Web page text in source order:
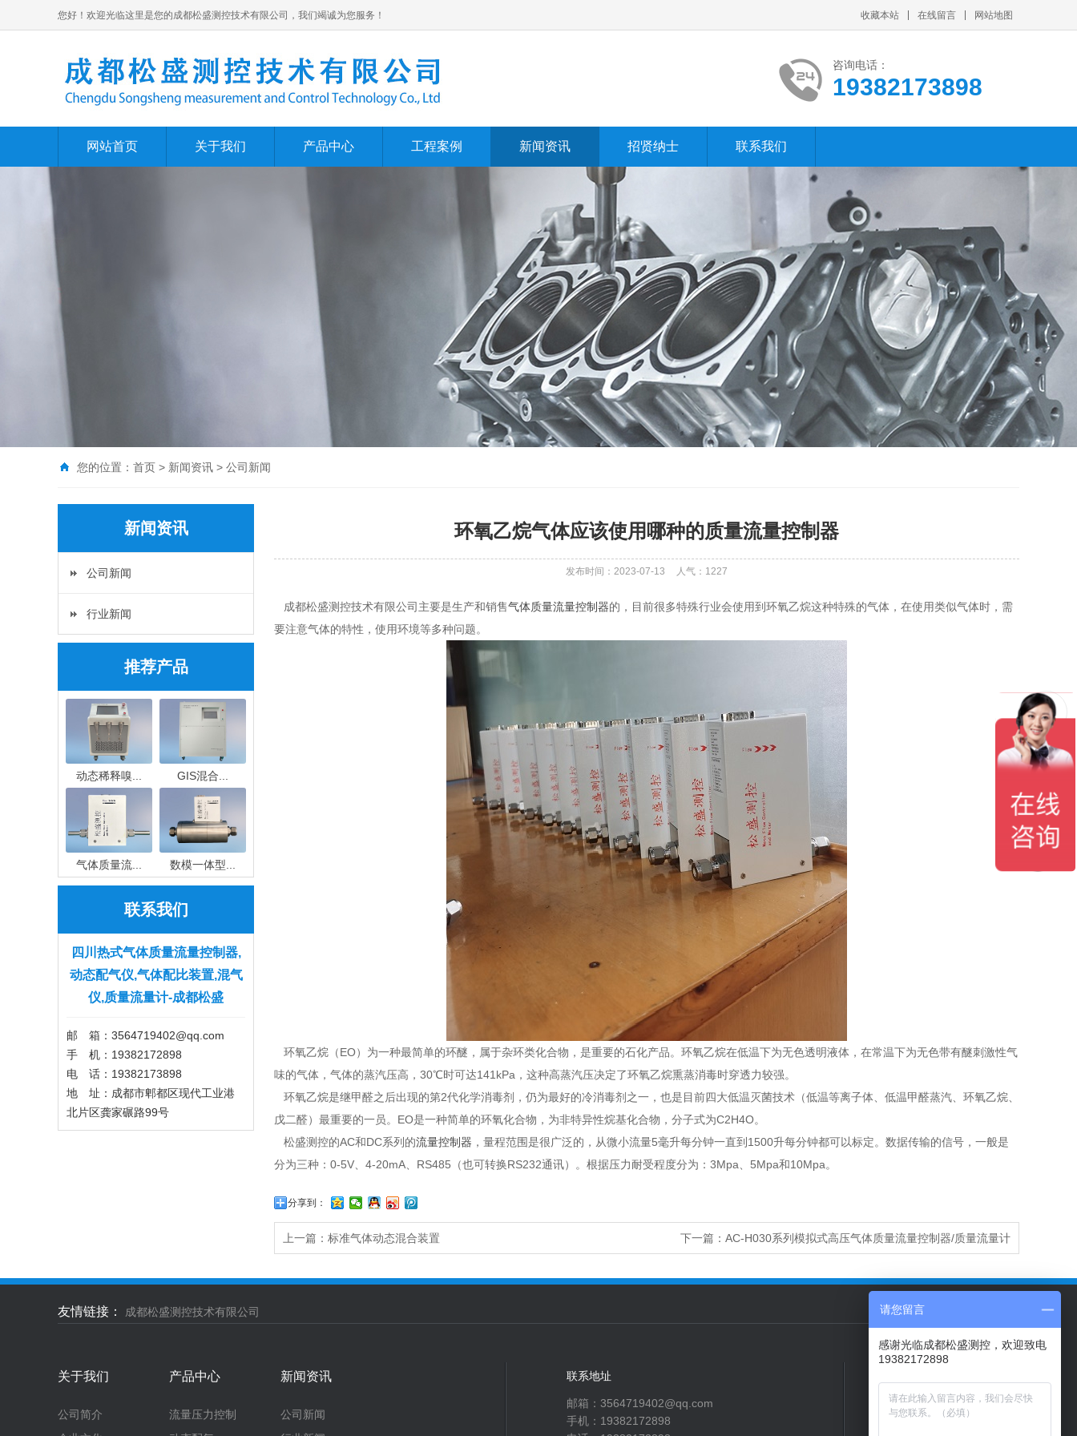
您好！欢迎光临这里是您的成都松盛测控技术有限公司，我们竭诚为您服务！ 收藏本站 在线留言 网站地图
咨询电话：
19382173898
网站首页 关于我们 产品中心 工程案例 新闻资讯 招贤纳士 联系我们
您的位置： 首页 > 新闻资讯 > 公司新闻
新闻资讯
公司新闻
行业新闻
推荐产品
动态稀释嗅... GIS混合...
气体质量流... 数模一体型...
联系我们
四川热式气体质量流量控制器,
动态配气仪,气体配比装置,混气
仪,质量流量计-成都松盛
邮 箱：3564719402@qq.com ​
手 机：19382172898
电 话：19382173898
地 址：成都市郫都区现代工业港
北片区龚家碾路99号
环氧乙烷气体应该使用哪种的质量流量控制器
发布时间：2023-07-13 人气： 1227
成都松盛测控技术有限公司主要是生产和销售气体质量流量控制器的，目前很多特殊行业会使用到环氧乙烷这种特殊的气体，在使用类似气体时，需
要注意气体的特性，使用环境等多种问题。
环氧乙烷（EO）为一种最简单的环醚，属于杂环类化合物，是重要的石化产品。环氧乙烷在低温下为无色透明液体，在常温下为无色带有醚刺激性气
味的气体，气体的蒸汽压高，30℃时可达141kPa，这种高蒸汽压决定了环氧乙烷熏蒸消毒时穿透力较强。
环氧乙烷是继甲醛之后出现的第2代化学消毒剂，仍为最好的冷消毒剂之一，也是目前四大低温灭菌技术（低温等离子体、低温甲醛蒸汽、环氧乙烷、
戊二醛）最重要的一员。EO是一种简单的环氧化合物，为非特异性烷基化合物，分子式为C2H4O。
松盛测控的AC和DC系列的流量控制器 ，量程范围是很广泛的，从微小流量5毫升每分钟一直到1500升每分钟都可以标定。数据传输的信号，一般是
分为三种：0-5V、4-20mA、RS485（也可转换RS232通讯）。根据压力耐受程度分为：3Mpa、5Mpa和10Mpa。
分享到：
上一篇： 标准气体动态混合装置 下一篇： AC-H030系列模拟式高压气体质量流量控制器/质量流量计
友情链接： 成都松盛测控技术有限公司
关于我们
公司简介
产品中心
流量压力控制
新闻资讯
公司新闻
联系地址
邮箱：3564719402@qq.com
手机：19382172898
请您留言
感谢光临成都松盛测控，欢迎致电
19382172898